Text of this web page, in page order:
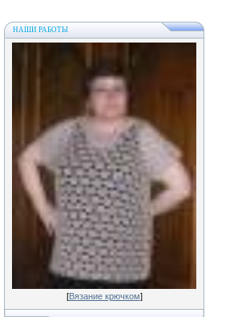
НАШИ РАБОТЫ
[Вязание крючком]